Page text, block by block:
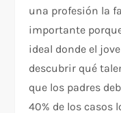
una profesión la
importante
ideal donde el
descubrir qué
que los padres
40% de los casos